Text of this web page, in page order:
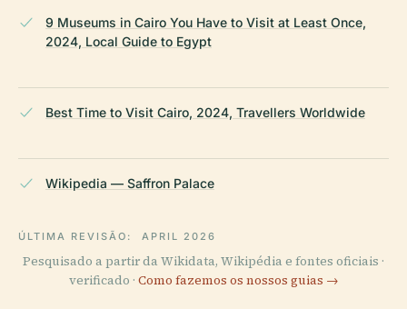
9 Museums in Cairo You Have to Visit at Least Once,
2024, Local Guide to Egypt
Best Time to Visit Cairo, 2024, Travellers Worldwide
Wikipedia — Saffron Palace
ÚLTIMA REVISÃO: APRIL 2026
Pesquisado a partir da Wikidata, Wikipédia e fontes oficiais ·
verificado · Como fazemos os nossos guias →